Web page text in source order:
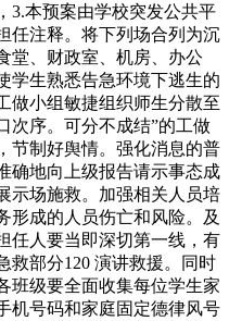
3.本预案由学校突发公共平
任注释。将下列场合列为沉
堂、财政室、机房、办公
学生熟悉告急环境下逃生的
做小组敏捷组织师生分散至
次序。可分不成结”的工做
节制好舆情。强化消息的普
确地向上级报告请示事态成
示场施救。加强相关人员培
形成的人员伤亡和风险。及
任人要当即深切第一线，有
救部分120 演讲救援。同时
班级要全面收集每位学生家
机号码和家庭固定德律风号